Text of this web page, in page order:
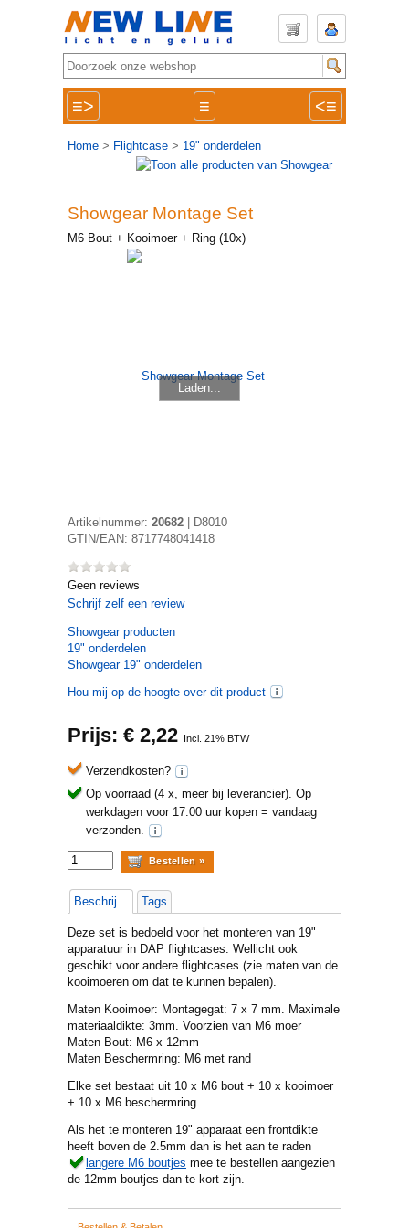
≡> ≡ <≡
Home > Flightcase > 19" onderdelen
Showgear Montage Set
M6 Bout + Kooimoer + Ring (10x)
Laden...
Artikelnummer: 20682
D8010
GTIN/EAN: 8717748041418
Geen reviews
Schrijf zelf een review
Showgearproducten
19" onderdelen
Showgear 19" onderdelen
Hou mij op de hoogte over dit product
Prijs: € 2,22 Incl. 21% BTW
Verzendkosten?
Op voorraad (4 x, meer bij leverancier). Op
werkdagen voor 17:00 uur kopen = vandaag
verzonden.
Beschrijving Tags
Deze set is bedoeld voor het monteren van 19"
apparatuur in DAP flightcases. Wellicht ook
geschikt voor andere flightcases (zie maten van de
kooimoeren om dat te kunnen bepalen).
Maten Kooimoer: Montagegat: 7 x 7 mm. Maximale
materiaaldikte: 3mm. Voorzien van M6 moer
Maten Bout: M6 x 12mm
Maten Beschermring: M6 met rand
Elke set bestaat uit 10 x M6 bout + 10 x kooimoer
+ 10 x M6 beschermring.
Als het te monteren 19" apparaat een frontdikte
heeft boven de 2.5mm dan is het aan te raden
langere M6 boutjes mee te bestellen aangezien
de 12mm boutjes dan te kort zijn.